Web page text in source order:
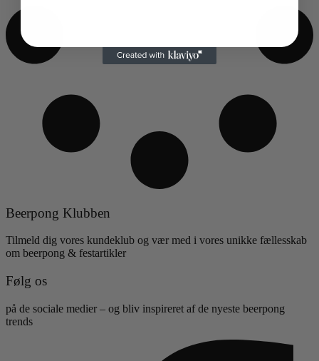
Beerpong Klubben
Tilmeld dig vores kundeklub og vær med i vores unikke fællesskab
om beerpong & festartikler
Følg os
på de sociale medier – og bliv inspireret af de nyeste beerpong
trends